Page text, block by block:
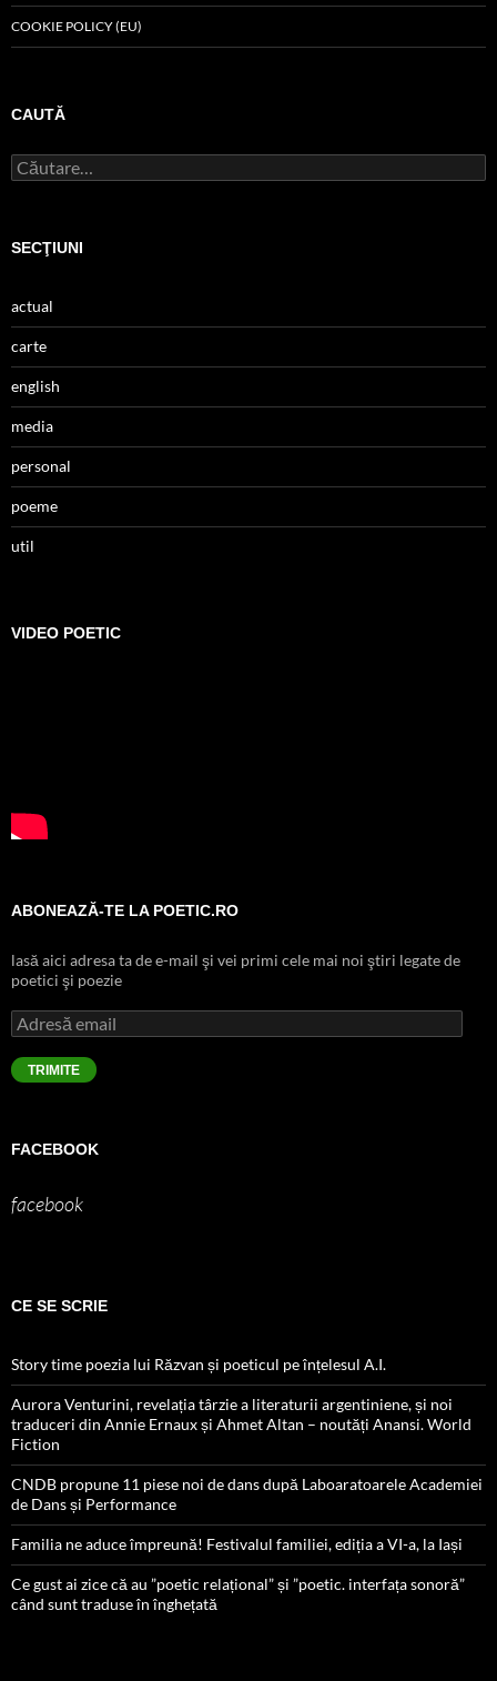
COOKIE POLICY (EU)
CAUTĂ
Caută
după:
SECŢIUNI
actual
carte
english
media
personal
poeme
util
VIDEO POETIC
ABONEAZĂ-TE LA POETIC.RO
lasă aici adresa ta de e-mail şi vei primi cele mai noi ştiri legate de
poetici şi poezie
Adresă
email
TRIMITE
FACEBOOK
facebook
CE SE SCRIE
Story time poezia lui Răzvan și poeticul pe înțelesul A.I.
Aurora Venturini, revelația târzie a literaturii argentiniene, și noi
traduceri din Annie Ernaux și Ahmet Altan – noutăți Anansi. World
Fiction
CNDB propune 11 piese noi de dans după Laboaratoarele Academiei
de Dans și Performance
Familia ne aduce împreună! Festivalul familiei, ediția a VI-a, la Iași
Ce gust ai zice că au ”poetic relațional” și ”poetic. interfața sonoră”
când sunt traduse în înghețată